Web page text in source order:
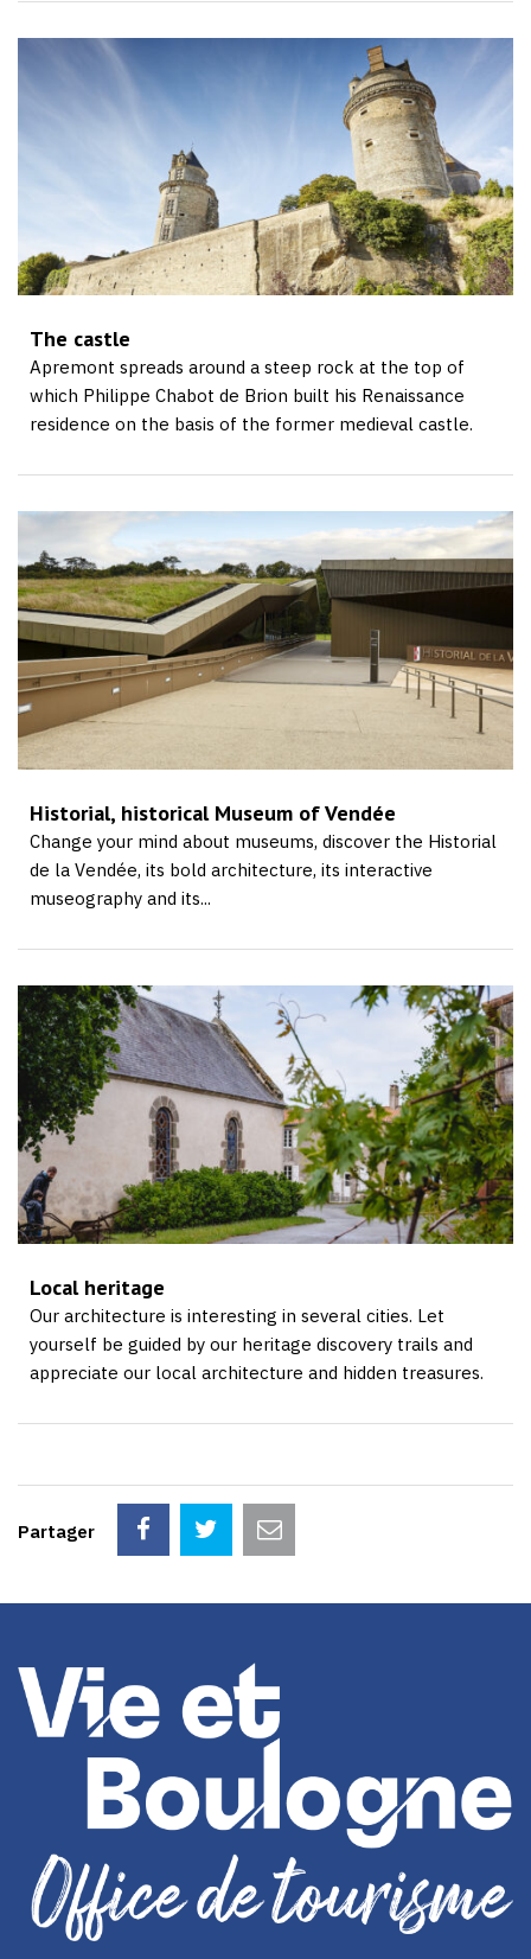
The castle
Apremont spreads around a steep rock at the top of
which Philippe Chabot de Brion built his Renaissance
residence on the basis of the former medieval castle.
Historial, historical Museum of Vendée
Change your mind about museums, discover the Historial
de la Vendée, its bold architecture, its interactive
museography and its...
Local heritage
Our architecture is interesting in several cities. Let
yourself be guided by our heritage discovery trails and
appreciate our local architecture and hidden treasures.
Partager